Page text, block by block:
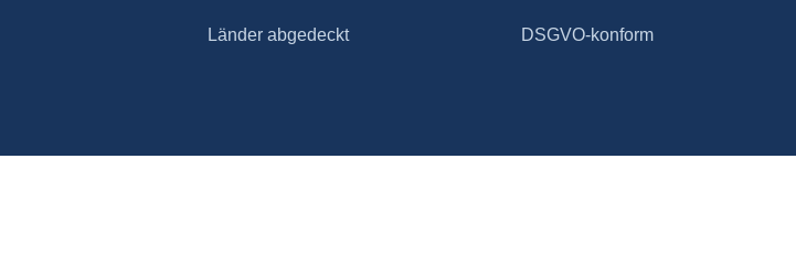
Länder abgedeckt DSGVO-konform